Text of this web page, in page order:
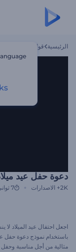
الرئيسية قوالب
دعوة حفل عيد
2K+ الاصدارات 7 ثواني
اجعل احتفال عيد الميلاد
باستخدام نموذج دعوة حفل
مثالية من أجل مناسبة